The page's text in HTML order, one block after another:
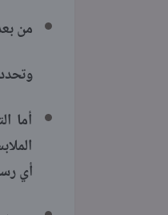
من بعد 10 سنوات:
وتحدد سعر
أما
أي